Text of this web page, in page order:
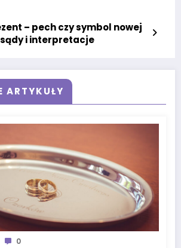
– pech czy symbol nowej
i interpretacje
ARTYKUŁY
0